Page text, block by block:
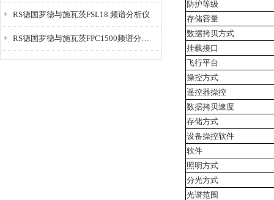
RS德国罗德与施瓦茨FSL18 频谱分析仪
RS德国罗德与施瓦茨FPC1500频谱分析仪
防护等级
存储容量
数据拷贝方式
挂载接口
飞行平台
操控方式
遥控器操控
数据拷贝速度
存储方式
设备操控软件
软件
照明方式
分光方式
光谱范围